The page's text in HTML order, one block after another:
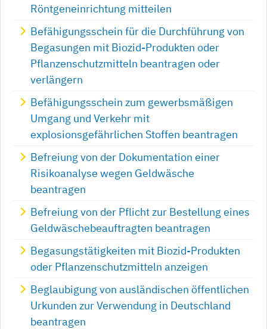
Röntgeneinrichtung mitteilen
Befähigungsschein für die Durchführung von
Begasungen mit Biozid-Produkten oder
Pflanzenschutzmitteln beantragen oder
verlängern
Befähigungsschein zum gewerbsmäßigen
Umgang und Verkehr mit
explosionsgefährlichen Stoffen beantragen
Befreiung von der Dokumentation einer
Risikoanalyse wegen Geldwäsche
beantragen
Befreiung von der Pflicht zur Bestellung eines
Geldwäschebeauftragten beantragen
Begasungstätigkeiten mit Biozid-Produkten
oder Pflanzenschutzmitteln anzeigen
Beglaubigung von ausländischen öffentlichen
Urkunden zur Verwendung in Deutschland
beantragen